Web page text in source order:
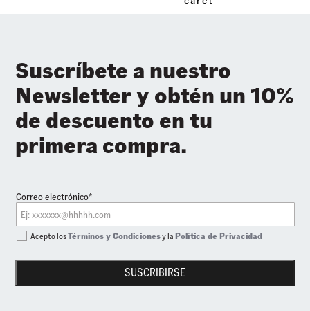
Suscríbete a nuestro
Newsletter y obtén un 10%
de descuento en tu
primera compra.
Correo electrónico*
SUSCRIBIRSE
Acepto losTérminos y Condicionesy laPolítica de Privacidad